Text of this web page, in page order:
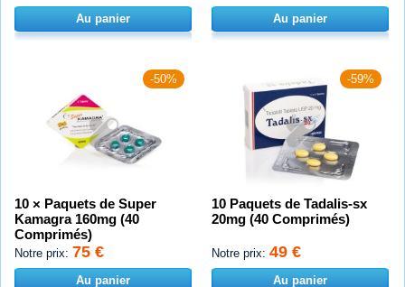
Au panier Au panier
-50%
10 × Paquets de Super
Kamagra 160mg (40
Comprimés)
Notre prix: 75 €
Au panier
-59%
10 Paquets de Tadalis-sx
20mg (40 Comprimés)
Notre prix: 49 €
Au panier